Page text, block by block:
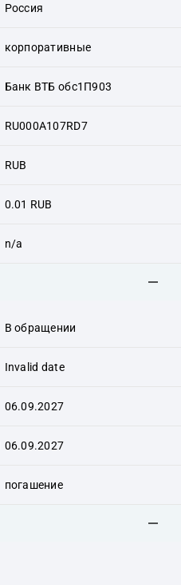
Россия
корпоративные
Банк ВТБ обс1П903
RU000A107RD7
RUB
0.01 RUB
n/a
В обращении
Invalid date
06.09.2027
06.09.2027
погашение